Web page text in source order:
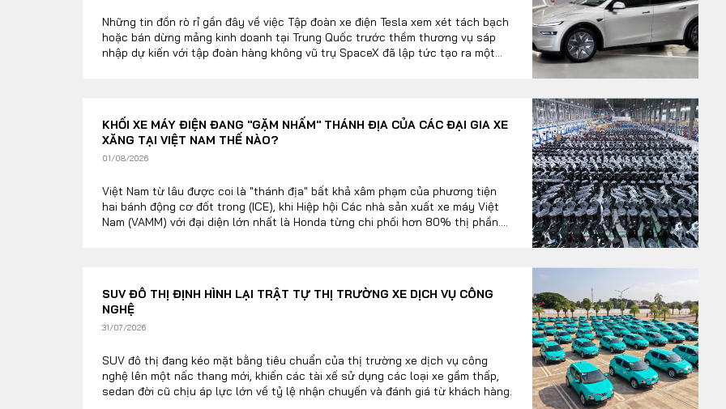
Những tin đồn rò rỉ gần đây về việc Tập đoàn xe điện Tesla xem xét tách bạch
hoặc bán dừng mảng kinh doanh tại Trung Quốc trước thềm thương vụ sáp
nhập dự kiến với tập đoàn hàng không vũ trụ SpaceX đã lập tức tạo ra một
KHỐI XE MÁY ĐIỆN ĐANG "GẶM NHẤM" THÁNH ĐỊA CỦA CÁC ĐẠI GIA XE
XĂNG TẠI VIỆT NAM THẾ NÀO?
01/08/2026
Việt Nam từ lâu được coi là "thánh địa" bất khả xâm phạm của phương tiện
hai bánh động cơ đốt trong (ICE), khi Hiệp hội Các nhà sản xuất xe máy Việt
Nam (VAMM) với đại diện lớn nhất là Honda từng chi phối hơn 80% thị phần.
SUV ĐÔ THỊ ĐỊNH HÌNH LẠI TRẬT TỰ THỊ TRƯỜNG XE DỊCH VỤ CÔNG
NGHỆ
31/07/2026
SUV đô thị đang kéo mặt bằng tiêu chuẩn của thị trường xe dịch vụ công
nghệ lên một nấc thang mới, khiến các tài xế sử dụng các loại xe gầm thấp,
sedan đời cũ chịu áp lực lớn về tỷ lệ nhận chuyến và đánh giá từ khách hàng.